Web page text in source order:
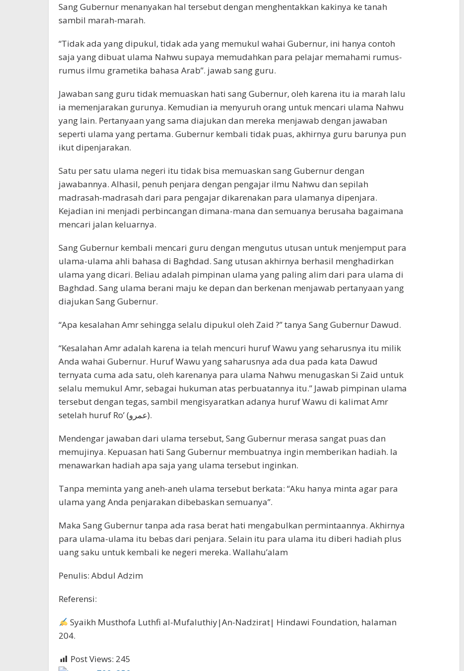
Sang Gubernur menanyakan hal tersebut dengan menghentakkan kakinya ke tanah
sambil marah-marah.
“Tidak ada yang dipukul, tidak ada yang memukul wahai Gubernur, ini hanya contoh
saja yang dibuat ulama Nahwu supaya memudahkan para pelajar memahami rumus-
rumus ilmu grametika bahasa Arab”. jawab sang guru.
Jawaban sang guru tidak memuaskan hati sang Gubernur, oleh karena itu ia marah lalu
ia memenjarakan gurunya. Kemudian ia menyuruh orang untuk mencari ulama Nahwu
yang lain. Pertanyaan yang sama diajukan dan mereka menjawab dengan jawaban
seperti ulama yang pertama. Gubernur kembali tidak puas, akhirnya guru barunya pun
ikut dipenjarakan.
Satu per satu ulama negeri itu tidak bisa memuaskan sang Gubernur dengan
jawabannya. Alhasil, penuh penjara dengan pengajar ilmu Nahwu dan sepilah
madrasah-madrasah dari para pengajar dikarenakan para ulamanya dipenjara.
Kejadian ini menjadi perbincangan dimana-mana dan semuanya berusaha bagaimana
mencari jalan keluarnya.
Sang Gubernur kembali mencari guru dengan mengutus utusan untuk menjemput para
ulama-ulama ahli bahasa di Baghdad. Sang utusan akhirnya berhasil menghadirkan
ulama yang dicari. Beliau adalah pimpinan ulama yang paling alim dari para ulama di
Baghdad. Sang ulama berani maju ke depan dan berkenan menjawab pertanyaan yang
diajukan Sang Gubernur.
“Apa kesalahan Amr sehingga selalu dipukul oleh Zaid ?” tanya Sang Gubernur Dawud.
“Kesalahan Amr adalah karena ia telah mencuri huruf Wawu yang seharusnya itu milik
Anda wahai Gubernur. Huruf Wawu yang saharusnya ada dua pada kata Dawud
ternyata cuma ada satu, oleh karenanya para ulama Nahwu menugaskan Si Zaid untuk
selalu memukul Amr, sebagai hukuman atas perbuatannya itu.” Jawab pimpinan ulama
tersebut dengan tegas, sambil mengisyaratkan adanya huruf Wawu di kalimat Amr
setelah huruf Ro’ (عمرو).
Mendengar jawaban dari ulama tersebut, Sang Gubernur merasa sangat puas dan
memujinya. Kepuasan hati Sang Gubernur membuatnya ingin memberikan hadiah. Ia
menawarkan hadiah apa saja yang ulama tersebut inginkan.
Tanpa meminta yang aneh-aneh ulama tersebut berkata: “Aku hanya minta agar para
ulama yang Anda penjarakan dibebaskan semuanya”.
Maka Sang Gubernur tanpa ada rasa berat hati mengabulkan permintaannya. Akhirnya
para ulama-ulama itu bebas dari penjara. Selain itu para ulama itu diberi hadiah plus
uang saku untuk kembali ke negeri mereka. Wallahu’alam
Penulis: Abdul Adzim
Referensi:
Syaikh Musthofa Luthfi al-Mufaluthiy|An-Nadzirat| Hindawi Foundation, halaman
204.
Post Views: 245